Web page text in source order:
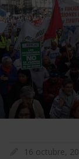
16 octubre,